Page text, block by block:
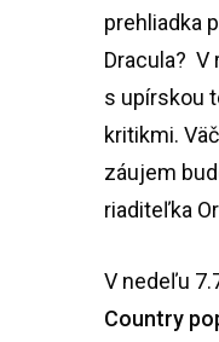
prehliadka
Dracula? V
s upírskou
kritikmi.
záujem
riaditeľka
V nedeľu
Country